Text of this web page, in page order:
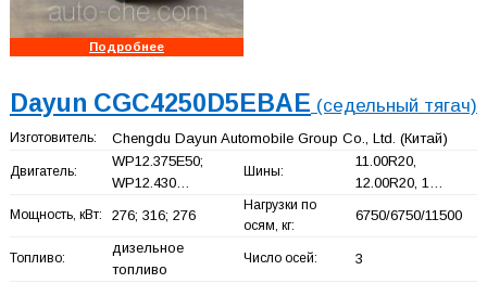
Подробнее
Dayun CGC4250D5EBAE (седельный тягач)
Изготовитель: Chengdu Dayun Automobile Group Co., Ltd. (Китай)
Двигатель:
WP12.375E50;
WP12.430…
Шины:
11.00R20,
12.00R20, 1…
Мощность, кВт: 276; 316; 276
Нагрузки по
осям, кг:
6750/6750/11500
Топливо:
дизельное
топливо
Число осей: 3